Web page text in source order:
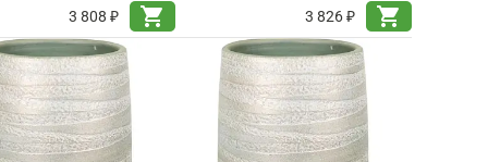
3 808 ₽
shopping_cart
3 826 ₽
shopping_cart